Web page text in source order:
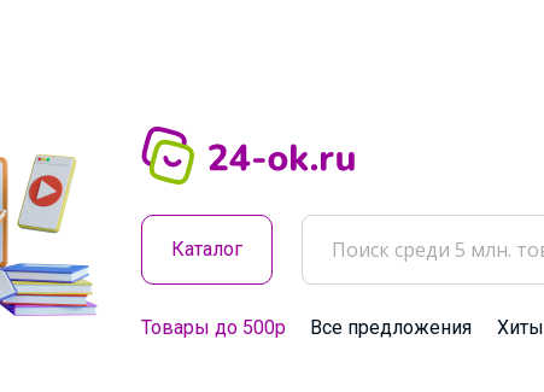
Каталог
Товары до 500р Все предложения Хиты